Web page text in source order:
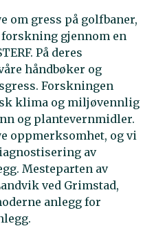
om gress på golfbaner,
gjennom en
På deres
håndbøker og
Forskningen
klima og miljøvennlig
og plantevernmidler.
oppmerksomhet, og vi
av
Mesteparten av
ved Grimstad,
anlegg for